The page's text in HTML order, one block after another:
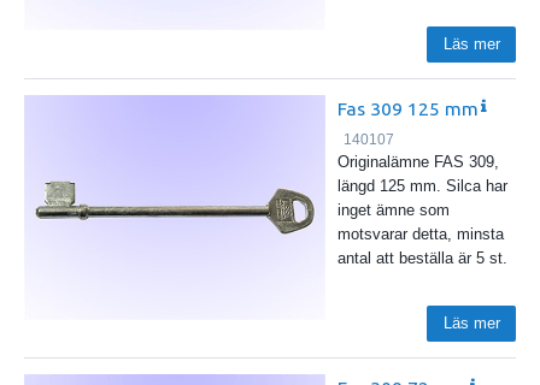
Läs mer
Fas 309 125 mm
140107
Originalämne FAS 309,
längd 125 mm. Silca har
inget ämne som
motsvarar detta, minsta
antal att beställa är 5 st.
Läs mer